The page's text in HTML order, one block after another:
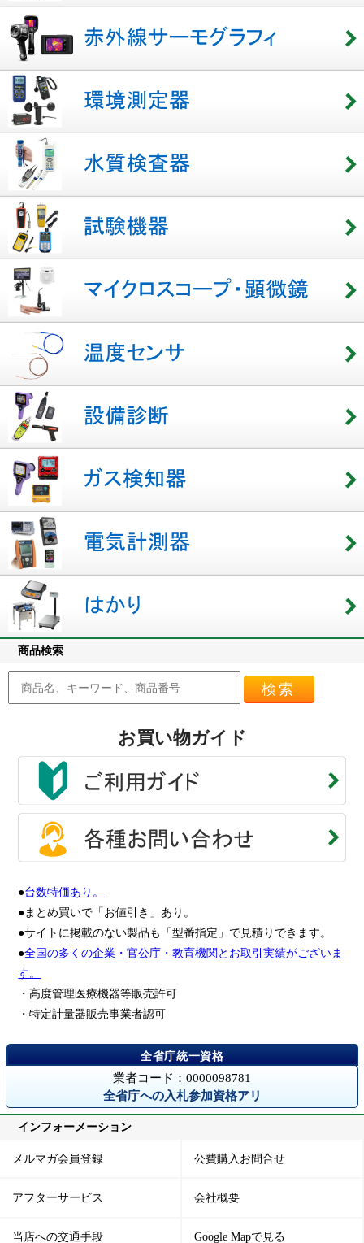
商品検索
検索
お買い物ガイド
●台数特価あり。
●まとめ買いで「お値引き」あり。
●サイトに掲載のない製品も「型番指定」で見積りできます。
●全国の多くの企業・官公庁・教育機関とお取引実績がございま
す。
・高度管理医療機器等販売許可
・特定計量器販売事業者認可
業者コード：0000098781
全省庁への入札参加資格アリ
インフォーメーション
メルマガ会員登録 公費購入お問合せ
アフターサービス 会社概要
当店への交通手段 Google Mapで見る